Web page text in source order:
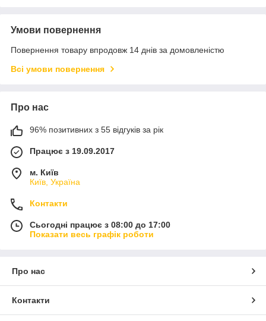
Умови повернення
Повернення товару впродовж 14 днів за домовленістю
Всі умови повернення
Про нас
96% позитивних з 55 відгуків за рік
Працює з 19.09.2017
м. Київ
Київ, Україна
Контакти
Сьогодні працює з 08:00 до 17:00
Показати весь графік роботи
Про нас
Контакти